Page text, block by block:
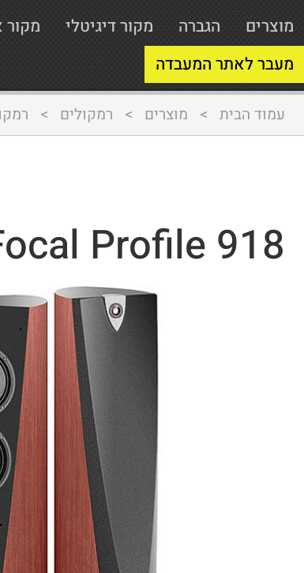
מוצרים הגברה מקור דיגיטלי מקור
מעבר לאתר המעבדה
עמוד הבית> מוצרים > רמקולים >
Profile 918